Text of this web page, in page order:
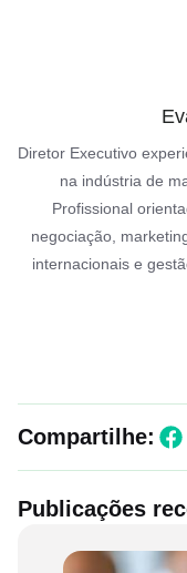
Diretor Executivo
na indústria de
Profissional
negociação,
internacionais e
Compartilhe:
Publicações